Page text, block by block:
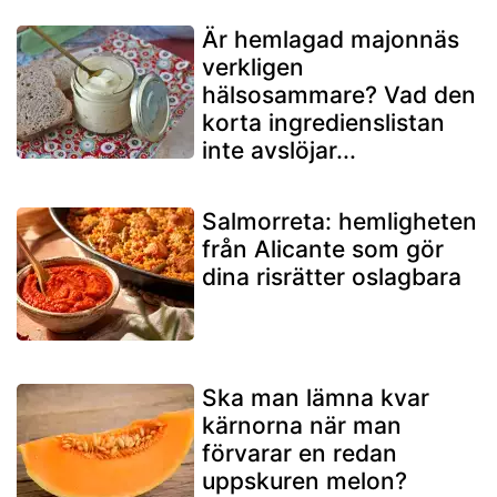
Är hemlagad majonnäs
verkligen
hälsosammare? Vad den
korta ingredienslistan
inte avslöjar...
Salmorreta: hemligheten
från Alicante som gör
dina risrätter oslagbara
Ska man lämna kvar
kärnorna när man
förvarar en redan
uppskuren melon?